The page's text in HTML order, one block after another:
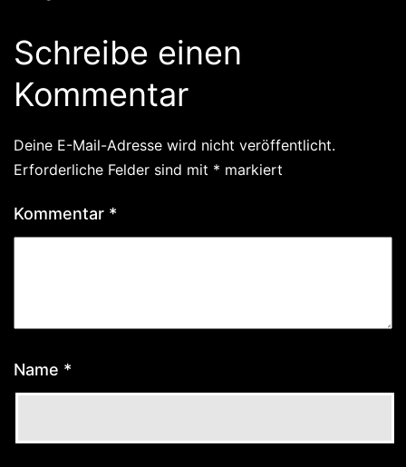
Schreibe einen
Kommentar
Deine E-Mail-Adresse wird nicht veröffentlicht.
Erforderliche Felder sind mit * markiert
Kommentar *
Name *